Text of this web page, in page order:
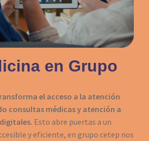
en Grupo
el acceso a la atención
consultas médicas y atención a
Esto abre puertas a un
y eficiente, en grupo cetep nos